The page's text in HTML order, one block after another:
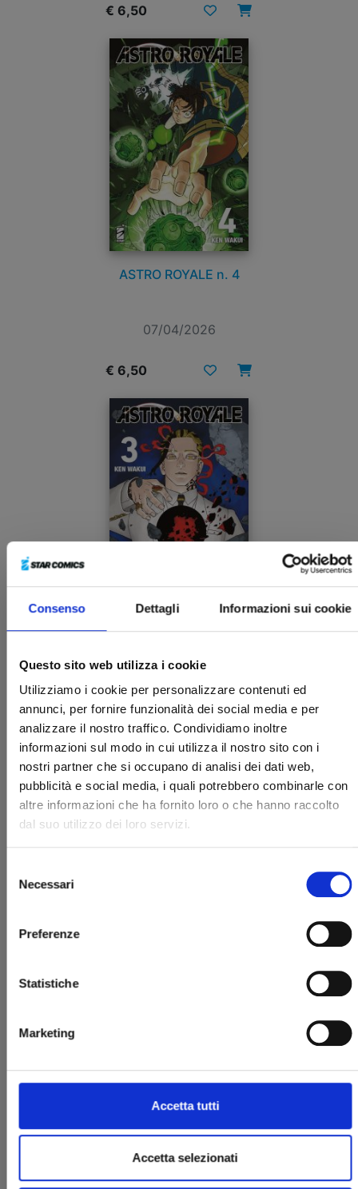
Consenso Dettagli Informazioni sui cookie
Questo sito web utilizza i cookie
Utilizziamo i cookie per personalizzare contenuti ed
annunci, per fornire funzionalità dei social media e per
analizzare il nostro traffico. Condividiamo inoltre
informazioni sul modo in cui utilizza il nostro sito con i
nostri partner che si occupano di analisi dei dati web,
pubblicità e social media, i quali potrebbero combinarle con
altre informazioni che ha fornito loro o che hanno raccolto
dal suo utilizzo dei loro servizi.
delNecessari
Preferenze
Statistiche
Marketing
Accetta tutti
Accetta selezionati
€ 6,50
ASTRO ROYALE n. 4
07/04/2026
€ 6,50
ASTRO ROYALE n. 3
10/02/2026
€ 6,50